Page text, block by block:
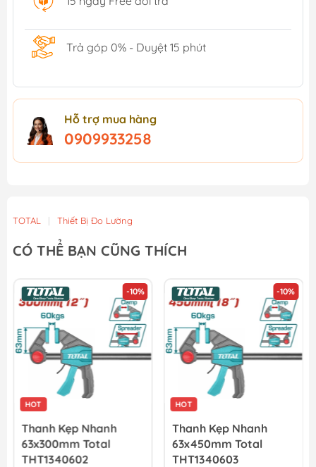
Trả góp 0% - Duyệt 15 phút
Hỗ trợ mua hàng
0909933258
TOTAL | Thiết Bị Đo Lường
CÓ THỂ BẠN CŨNG THÍCH
-10%
HOT
Thanh Kẹp Nhanh
63x300mm Total
THT1340602
-10%
HOT
Thanh Kẹp Nhanh
63x450mm Total
THT1340603